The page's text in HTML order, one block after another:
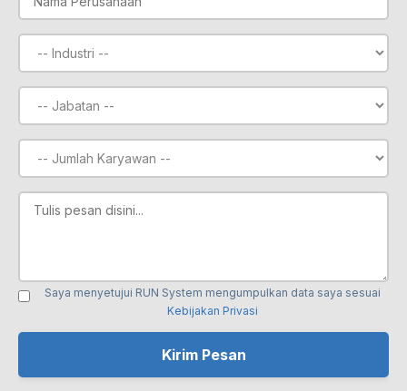
Saya menyetujui RUN System mengumpulkan data saya sesuai
Kebijakan Privasi